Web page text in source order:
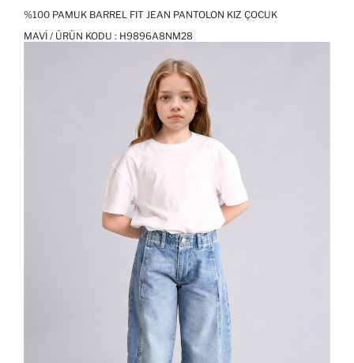
%100 PAMUK BARREL FIT JEAN PANTOLON KIZ ÇOCUK
MAVI / ÜRÜN KODU : H9896A8NM28